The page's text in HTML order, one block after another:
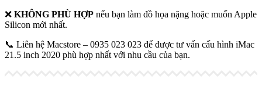
❌ KHÔNG PHÙ HỢP nếu bạn làm đồ họa nặng hoặc muốn Apple
Silicon mới nhất.
📞 Liên hệ Macstore – 0935 023 023 để được tư vấn cấu hình iMac
21.5 inch 2020 phù hợp nhất với nhu cầu của bạn.